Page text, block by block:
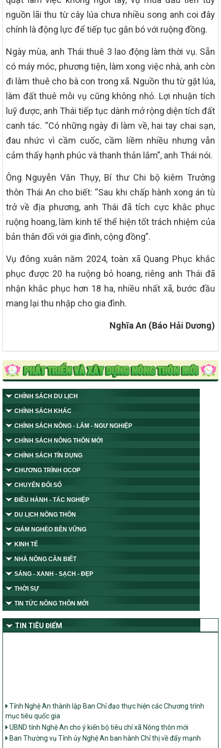
nguồn lãi thu từ cây lúa chưa nhiều song anh coi đây
chính là động lực để tiếp tục gắn bó với ruộng đồng.
Ngày mùa, anh Thái thuê 3 lao động làm thời vụ. Sẵn
có máy móc, phương tiện, làm xong việc nhà, anh còn
đi làm thuê cho bà con trong xã. Nguồn thu từ gặt lúa,
làm đất thuê mỗi vụ cũng không nhỏ. Lợi nhuận tích
luỹ được, anh Thái tiếp tục dành mở rộng diện tích đất
canh tác. “Có những ngày đi làm về, hai tay chai sạn,
đau nhức vì cầm cuốc, cầm liềm nhiều nhưng vẫn
cảm thấy hạnh phúc và thanh thản lắm”, anh Thái nói.
Ông Nguyễn Văn Thụy, Bí thư Chi bộ kiêm Trưởng
thôn Thái An cho biết: “Sau khi chấp hành xong án tù
trở về địa phương, anh Thái đã tích cực khắc phục
ruộng hoang, làm kinh tế thể hiện tốt trách nhiệm của
bản thân đối với gia đình, cộng đồng”.
Vụ đông xuân năm 2024, toàn xã Quang Phục khắc
phục được 20 ha ruộng bỏ hoang, riêng anh Thái đã
nhận khắc phục hơn 18 ha, nhiều nhất xã, bước đầu
mang lại thu nhập cho gia đình.
Nghĩa An (Báo Hải Dương)
CHÍNH SÁCH DU LỊCH
CHÍNH SÁCH KHÁC
CHÍNH SÁCH NÔNG - LÂM - NGƯ NGHIỆP
CHÍNH SÁCH NÔNG THÔN MỚI
CHÍNH SÁCH TÍN DỤNG
CHƯƠNG TRÌNH OCOP
CHUYỂN ĐỔI SỐ
ĐIỀU HÀNH - TÁC NGHIỆP
DU LỊCH NÔNG THÔN
GIẢM NGHÈO BỀN VỮNG
KINH TẾ
NHÀ NÔNG CẦN BIẾT
SÁNG - XANH - SẠCH - ĐẸP
THỜI SỰ
TIN TỨC NÔNG THÔN MỚI
TIN TIÊU ĐIỂM
Tỉnh Nghệ An thành lập Ban Chỉ đạo thực hiện các Chương trình
mục tiêu quốc gia
UBND tỉnh Nghệ An cho ý kiến bộ tiêu chí xã Nông thôn mới
Ban Thường vụ Tỉnh ủy Nghệ An ban hành Chỉ thị về đẩy mạnh
thực hiện Chương trình mục tiêu quốc gia xây dựng nông thôn mới,